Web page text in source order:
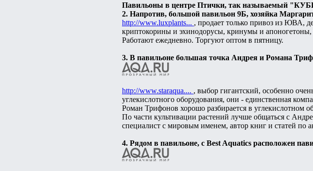
Павильоны в центре Птички, так называемый
2. Напротив, большой павильон 9Б, хозяйка
http://www.luxplants... , продает только привоз из ЮВА,
криптокорины и эхинодорусы, кринумы и
Работают ежедневно. Торгуют оптом в пятницу.
3. В павильоне большая точка Андрея и Романа
http://www.staraqua.... , выбор гигантский, особенно
углекислотного оборудования, они - единственная
Роман Трифонов хорошо разбирается в углекислотном
По части культивации растений лучше общаться с
специалист с мировым именем, автор книг и статей по
4. Рядом в павильоне, с Best Aquatics расположен